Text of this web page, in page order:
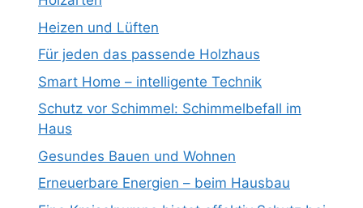
Heizen und Lüften
Für jeden das passende Holzhaus
Smart Home – intelligente Technik
Schutz vor Schimmel: Schimmelbefall im
Haus
Gesundes Bauen und Wohnen
Erneuerbare Energien – beim Hausbau